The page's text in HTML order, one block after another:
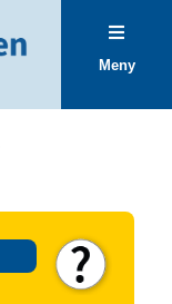
Meny